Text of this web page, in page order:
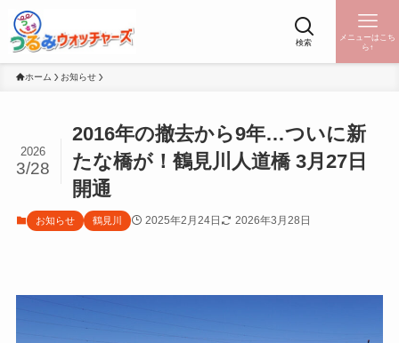
検索
メニューはこち
ら↑
ホーム お知らせ
2016年の撤去から9年…ついに新
たな橋が！鶴見川人道橋 3月27日
開通
2026
3/28
お知らせ 鶴見川 2025年2月24日 2026年3月28日